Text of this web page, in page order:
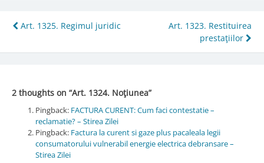
Post
navigation
Art. 1325. Regimul juridic
Art. 1323. Restituirea
prestaţiilor
2 thoughts on “Art. 1324. Noţiunea”
Pingback: FACTURA CURENT: Cum faci contestatie –
reclamatie? – Stirea Zilei
Pingback: Factura la curent si gaze plus pacaleala legii
consumatorului vulnerabil energie electrica debransare –
Stirea Zilei